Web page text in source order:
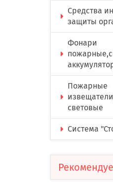
Средства
защиты
Фонари
Пожарные
световые
Система